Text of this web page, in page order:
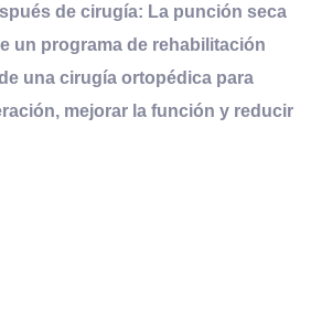
de cirugía: La punción seca
un programa de rehabilitación
una cirugía ortopédica para
mejorar la función y reducir